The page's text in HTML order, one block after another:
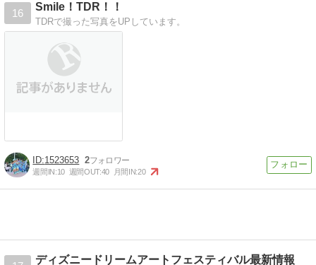
16
Smile！TDR！！
TDRで撮った写真をUPしています。
1523653 2
週間IN:10 週間OUT:40 月間IN:20
ディズニードリームアートフェスティバル最新情報